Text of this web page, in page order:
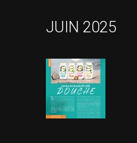
JUIN 2025